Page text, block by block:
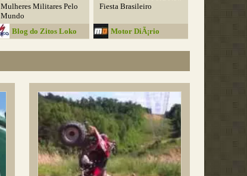
Mulheres Militares Pelo
Mundo
Blog do Zitos Loko
Fiesta Brasileiro
Motor DiÃ¡rio